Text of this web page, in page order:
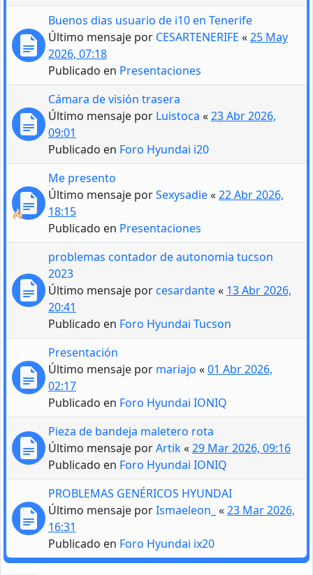
Buenos dias usuario de i10 en Tenerife
Último mensaje por CESARTENERIFE «25 May
2026, 07:18
Publicado en Presentaciones
Cámara de visión trasera
Último mensaje por Luistoca «23 Abr 2026,
09:01
Publicado en Foro Hyundai i20
Me presento
Último mensaje porSexysadie«22 Abr 2026,
18:15
Publicado en Presentaciones
problemas contador de autonomia tucson
2023
Último mensaje porcesardante« 13 Abr 2026,
20:41
Publicado en Foro Hyundai Tucson
Presentación
Último mensaje por mariajo «01 Abr 2026,
02:17
Publicado en Foro Hyundai IONIQ
Pieza de bandeja maletero rota
Último mensaje porArtik«29 Mar 2026, 09:16
Publicado en Foro Hyundai IONIQ
PROBLEMAS GENÉRICOS HYUNDAI
Último mensaje porIsmaeleon_ «23 Mar 2026,
16:31
Publicado en Foro Hyundai ix20